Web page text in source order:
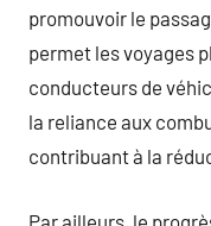
promouvoir le
permet les voyages
conducteurs de
la reliance aux
contribuant à la
Par ailleurs, le